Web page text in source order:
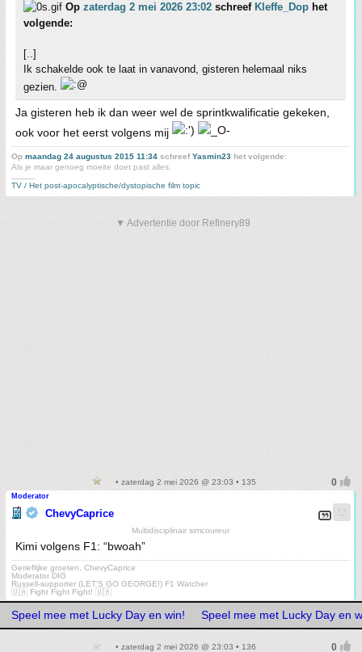
Op zaterdag 2 mei 2026 23:02 schreef Kleffe_Dop het
volgende:
[..]
Ik schakelde ook te laat in vanavond, gisteren helemaal niks
gezien.
Ja gisteren heb ik dan weer wel de sprintkwalificatie gekeken,
ook voor het eerst volgens mij
Op maandag 24 augustus 2015 11:34 schreefYasmin23 het volgende:
Als je maar genoeg moeite doet past alles.
TV / Het post-apocalyptische/dystopische film topic
▼ Advertentie door Refinery89
• zaterdag 2 mei 2026 @ 23:03 • 135
Moderator
ChevyCaprice
Multidisciplinair simcoureur
Kimi volgens F1: “bwoah”
Gerieflijke groeten, ChevyCaprice
Moderator DIG
Russell-supporter (LET'S GO GEORGE!) F1 Watcher
🇺🇦 Fight Fight Fight! 🇺🇦
Speel mee met Lucky Day en win! Speel mee met Lucky Day en
• zaterdag 2 mei 2026 @ 23:03 • 136